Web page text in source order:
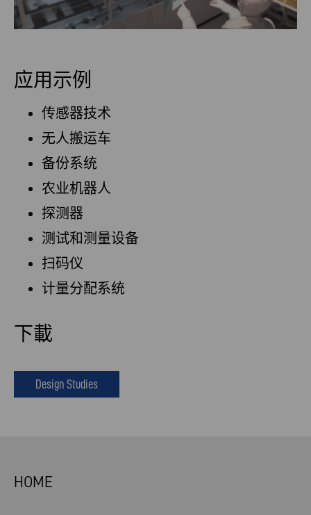
应用示例
传感器技术
无人搬运车
备份系统
农业机器人
探测器
测试和测量设备
扫码仪
计量分配系统
下載
Design Studies
HOME